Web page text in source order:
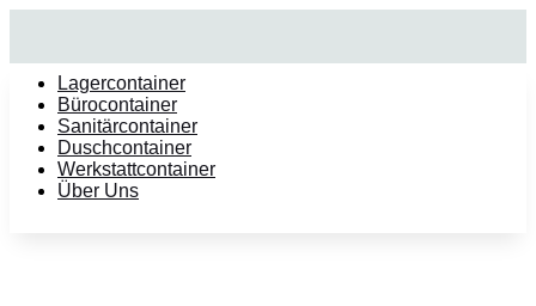
Lagercontainer
Bürocontainer
Sanitärcontainer
Duschcontainer
Werkstattcontainer
Über Uns